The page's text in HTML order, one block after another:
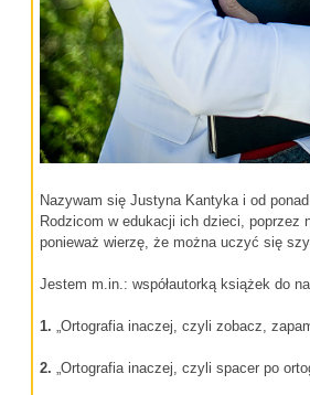
Nazywam się Justyna Kantyka i od
Rodzicom w edukacji ich dzieci, poprzez
ponieważ wierzę, że można uczyć się
Jestem m.in.: współautorką książek do
1. „Ortografia inaczej, czyli zobacz,
2. „Ortografia inaczej, czyli spacer po